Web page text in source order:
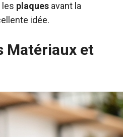
les plaques avant la
idée.
Matériaux et